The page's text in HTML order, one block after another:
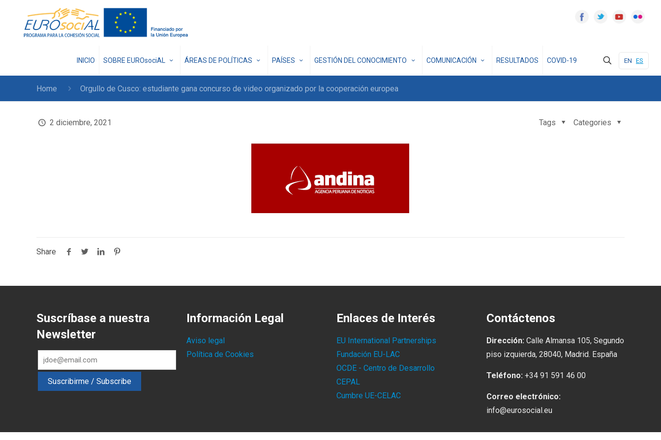
INICIO SOBRE EUROsociAL ÁREAS DE POLÍTICAS PAÍSES GESTIÓN DEL CONOCIMIENTO COMUNICACIÓN RESULTADOS COVID-19 EN ES
Home Orgullo de Cusco: estudiante gana concurso de video organizado por la cooperación europea
2 diciembre, 2021 Categories
Tags
Share
Suscríbase a nuestra
Newsletter
Información Legal
Aviso legal
Política de Cookies
Enlaces de Interés
EU International Partnerships
Fundación EU-LAC
OCDE - Centro de Desarrollo
CEPAL
Cumbre UE-CELAC
Contáctenos
Dirección: Calle Almansa 105, Segundo
piso izquierda, 28040, Madrid. España
Teléfono: +34 91 591 46 00
Correo electrónico:
info@eurosocial.eu